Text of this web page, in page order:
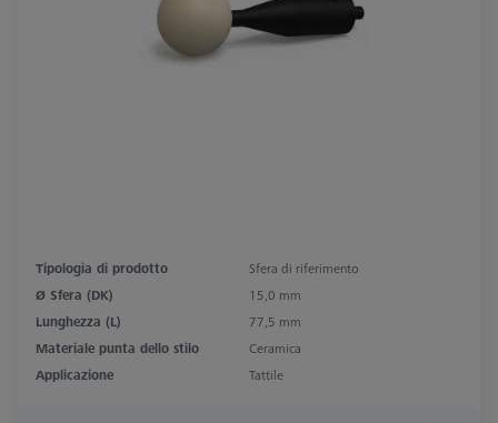
Tipologia di prodotto
Sfera di riferimento
Ø Sfera (DK)
15,0 mm
Lunghezza (L)
77,5 mm
Materiale punta dello stilo
Ceramica
Applicazione
Tattile